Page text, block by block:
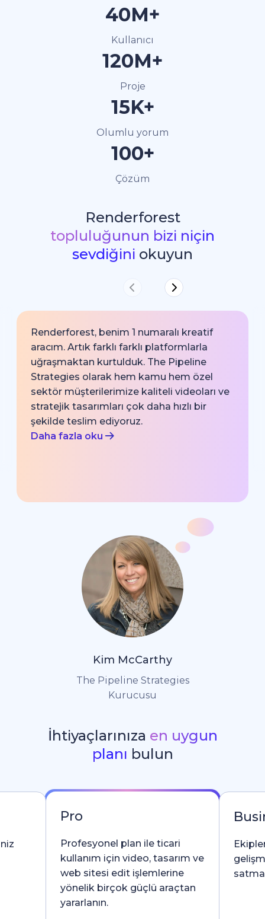
40M+
Kullanıcı
120M+
Proje
15K+
Olumlu yorum
100+
Çözüm
Renderforest
topluluğunun bizi niçin
sevdiğini okuyun
Renderforest, benim 1 numaralı kreatif
aracım. Artık farklı farklı platformlarla
uğraşmaktan kurtulduk. The Pipeline
Strategies olarak hem kamu hem özel
sektör müşterilerimize kaliteli videoları ve
stratejik tasarımları çok daha hızlı bir
şekilde teslim ediyoruz.
Daha fazla oku
Kim McCarthy
The Pipeline Strategies
Kurucusu
İhtiyaçlarınıza en uygun
planı bulun
Pro
Profesyonel plan ile ticari
kullanım için video, tasarım ve
web sitesi edit işlemlerine
yönelik birçok güçlü araçtan
yararlanın.
satma